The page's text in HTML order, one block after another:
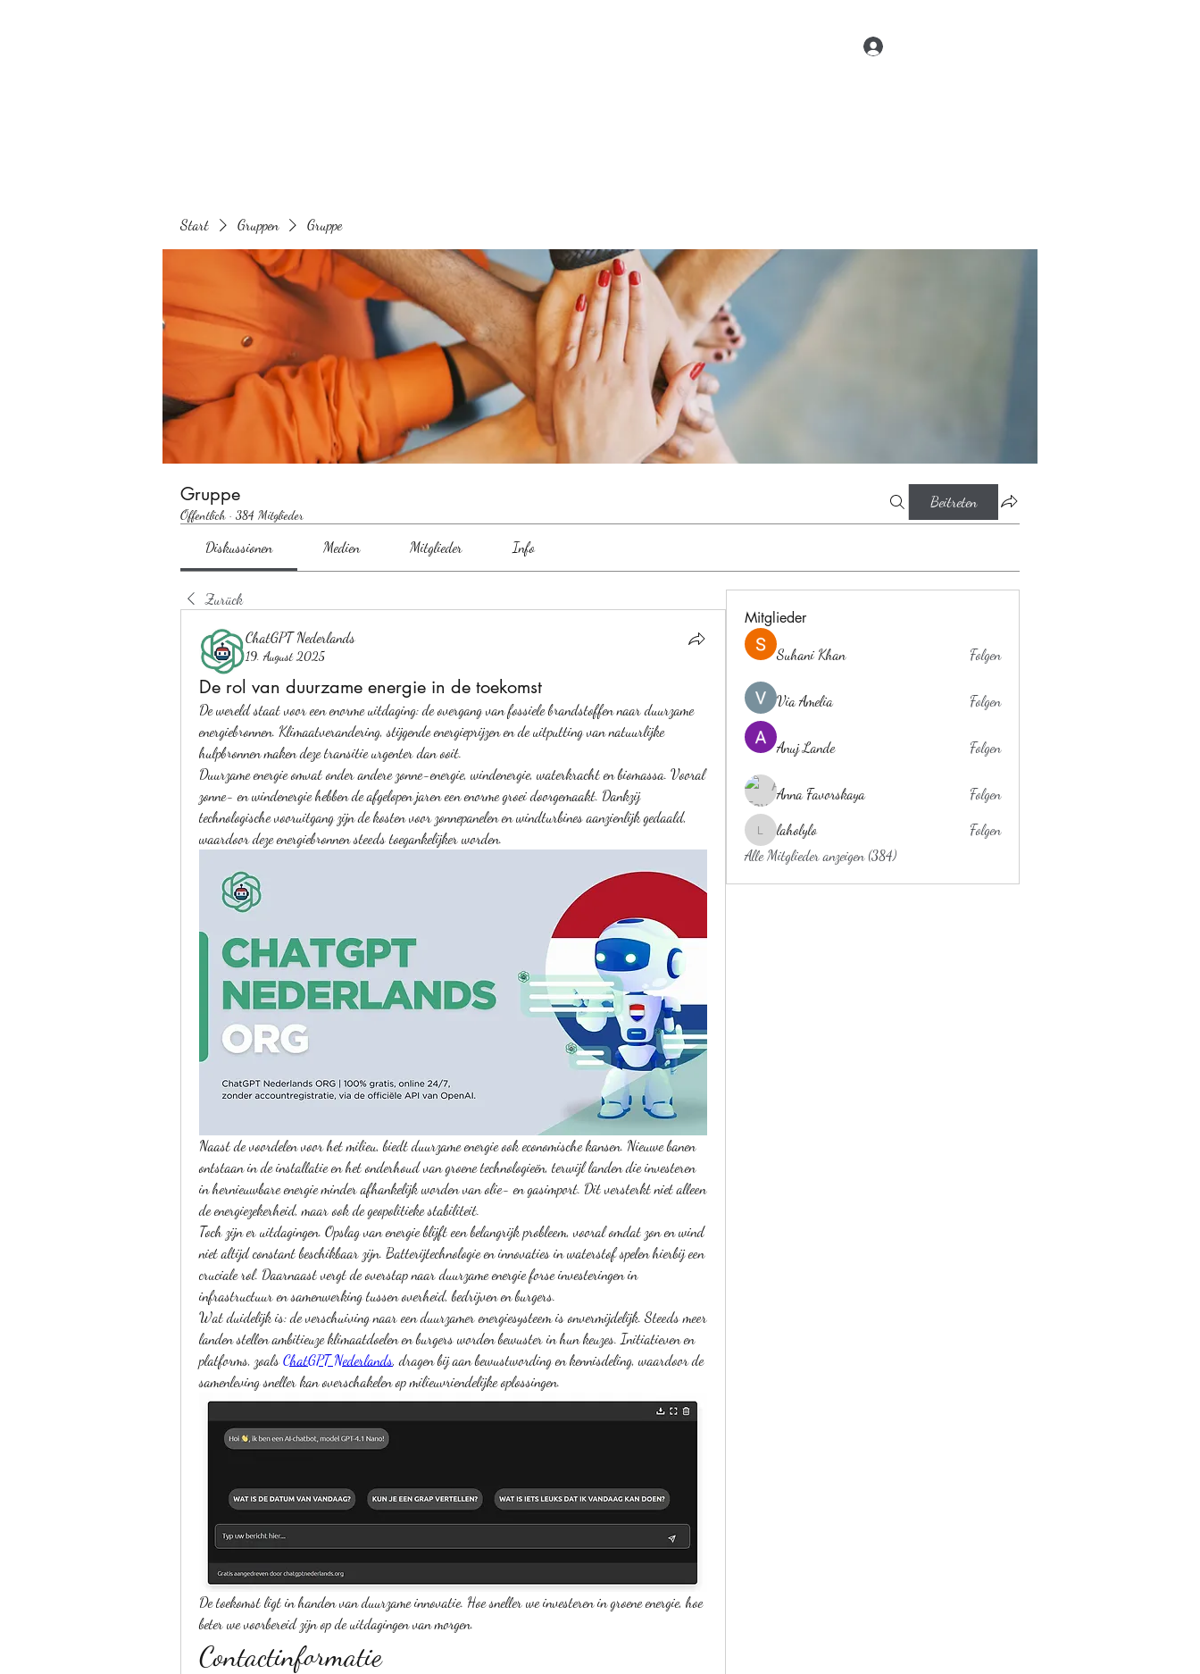
Start Gruppen Gruppe
Gruppe
Öffentlich · 384 Mitglieder
Beitreten
Diskussionen Medien Mitglieder Info
Zurück
ChatGPT Nederlands
19. August 2025
De rol van duurzame energie in de toekomst
De wereld staat voor een enorme uitdaging: de overgang van fossiele brandstoffen naar duurzame
energiebronnen. Klimaatverandering, stijgende energieprijzen en de uitputting van natuurlijke
hulpbronnen maken deze transitie urgenter dan ooit.
Duurzame energie omvat onder andere zonne-energie, windenergie, waterkracht en biomassa. Vooral
zonne- en windenergie hebben de afgelopen jaren een enorme groei doorgemaakt. Dankzij
technologische vooruitgang zijn de kosten voor zonnepanelen en windturbines aanzienlijk gedaald,
waardoor deze energiebronnen steeds toegankelijker worden.
Naast de voordelen voor het milieu, biedt duurzame energie ook economische kansen. Nieuwe banen
ontstaan in de installatie en het onderhoud van groene technologieën, terwijl landen die investeren
in hernieuwbare energie minder afhankelijk worden van olie- en gasimport. Dit versterkt niet alleen
de energiezekerheid, maar ook de geopolitieke stabiliteit.
Toch zijn er uitdagingen. Opslag van energie blijft een belangrijk probleem, vooral omdat zon en wind
niet altijd constant beschikbaar zijn. Batterijtechnologie en innovaties in waterstof spelen hierbij een
cruciale rol. Daarnaast vergt de overstap naar duurzame energie forse investeringen in
infrastructuur en samenwerking tussen overheid, bedrijven en burgers.
Wat duidelijk is: de verschuiving naar een duurzamer energiesysteem is onvermijdelijk. Steeds meer
landen stellen ambitieuze klimaatdoelen en burgers worden bewuster in hun keuzes. Initiatieven en
platforms, zoals ChatGPT Nederlands , dragen bij aan bewustwording en kennisdeling, waardoor de
samenleving sneller kan overschakelen op milieuvriendelijke oplossingen.
De toekomst ligt in handen van duurzame innovatie. Hoe sneller we investeren in groene energie, hoe
beter we voorbereid zijn op de uitdagingen van morgen.
Contactinformatie
Mitglieder
Suhani Khan Folgen
Via Amelia Folgen
Anuj Lande Folgen
Anna Favorskaya Folgen
laholylo
laholylo
Folgen
Alle Mitglieder anzeigen (384)